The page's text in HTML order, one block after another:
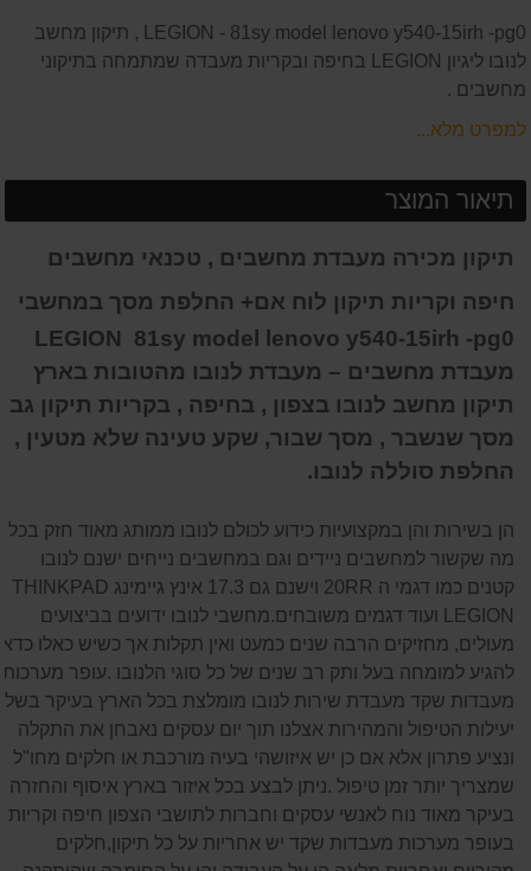
LEGION - 81sy model lenovo y540-15irh -pg0 , תיקון מחשב
לנובו ליגיון LEGION בחיפה ובקריות מעבדה שמתמחה בתיקוני
מחשבים .
למפרט מלא...
תיאור המוצר
תיקון מכירה מעבדת מחשבים , טכנאי מחשבים
חיפה וקריות תיקון לוח אם+ החלפת מסך במחשבי
LEGION
81sy model lenovo y540-15irh -pg0
מעבדת מחשבים – מעבדת לנובו מהטובות בארץ
תיקון מחשב לנובו בצפון , בחיפה , בקריות תיקון גב
מסך שנשבר , מסך שבור, שקע טעינה שלא מטעין ,
החלפת סוללה לנובו.
הן בשירות והן במקצועיות כידוע לכולם לנובו ממותג מאוד חזק בכל
מה שקשור למחשבים ניידים וגם במחשבים נייחים ישנם לנובו
קטנים כמו דגמי ה 20RR וישנם גם 17.3 אינץ גיימינג THINKPAD
LEGION ועוד דגמים משובחים.מחשבי לנובו ידועים בביצועים
מעולים, מחזיקים הרבה שנים כמעט ואין תקלות אך כשיש כאלו
להגיע למומחה בעל ותק רב שנים של כל סוגי הלנובו .עופר מערכות
מעבדות שקד מעבדת שירות לנובו מומלצת בכל הארץ בעיקר בשל
יעילות הטיפול והמהירות אצלנו תוך יום עסקים נאבחן את התקלה
ונציע פתרון אלא אם כן יש איזושהי בעיה מורכבת או חלקים מחו"ל
שמצריך יותר זמן טיפול .ניתן לבצע בכל איזור בארץ איסוף והחזרה
בעיקר מאוד נוח לאנשי עסקים וחברות לתושבי הצפון חיפה וקריות
בעופר מערכות מעבדות שקד יש אחריות על כל תיקון,חלקים